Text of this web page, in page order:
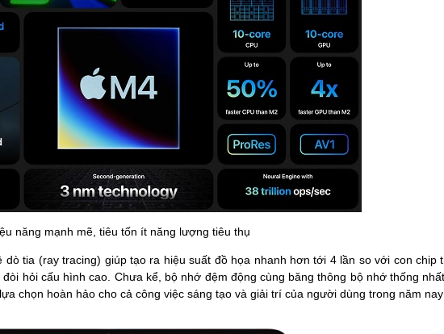
năng mạnh mẽ, tiêu tốn ít năng lượng tiêu thụ
tia (ray tracing) giúp tạo ra hiệu suất đồ họa nhanh hơn tới 4 lần so với con chip
hỏi cấu hình cao. Chưa kể, bộ nhớ đệm động cùng băng thông bộ nhớ thống
chọn hoàn hảo cho cả công việc sáng tạo và giải trí của người dùng trong năm